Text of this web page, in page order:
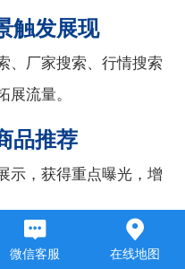
触发展现
、厂家搜索、行情搜索
流量。
品推荐
示，获得重点曝光，增
录多端同步展现
微信客服 在线地图